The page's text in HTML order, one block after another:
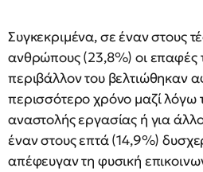
Συγκεκριμένα, σε έναν στους
ανθρώπους (23,8%) οι επαφές
περιβάλλον του βελτιώθηκαν
περισσότερο χρόνο μαζί λόγω
αναστολής εργασίας ή για
έναν στους επτά (14,9%)
απέφευγαν τη φυσική